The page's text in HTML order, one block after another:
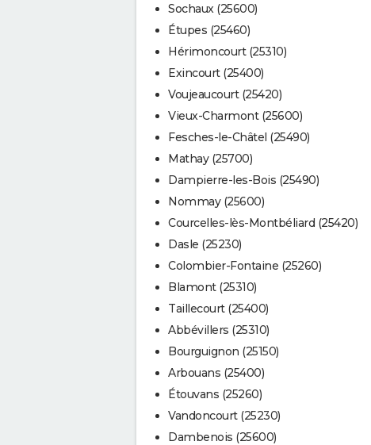
Sochaux (25600)
Étupes (25460)
Hérimoncourt (25310)
Exincourt (25400)
Voujeaucourt (25420)
Vieux-Charmont (25600)
Fesches-le-Châtel (25490)
Mathay (25700)
Dampierre-les-Bois (25490)
Nommay (25600)
Courcelles-lès-Montbéliard (25420)
Dasle (25230)
Colombier-Fontaine (25260)
Blamont (25310)
Taillecourt (25400)
Abbévillers (25310)
Bourguignon (25150)
Arbouans (25400)
Étouvans (25260)
Vandoncourt (25230)
Dambenois (25600)